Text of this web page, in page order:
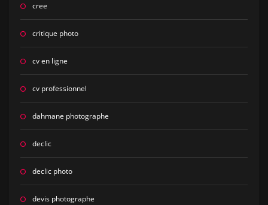
cree
critique photo
cv en ligne
cv professionnel
dahmane photographe
declic
declic photo
devis photographe